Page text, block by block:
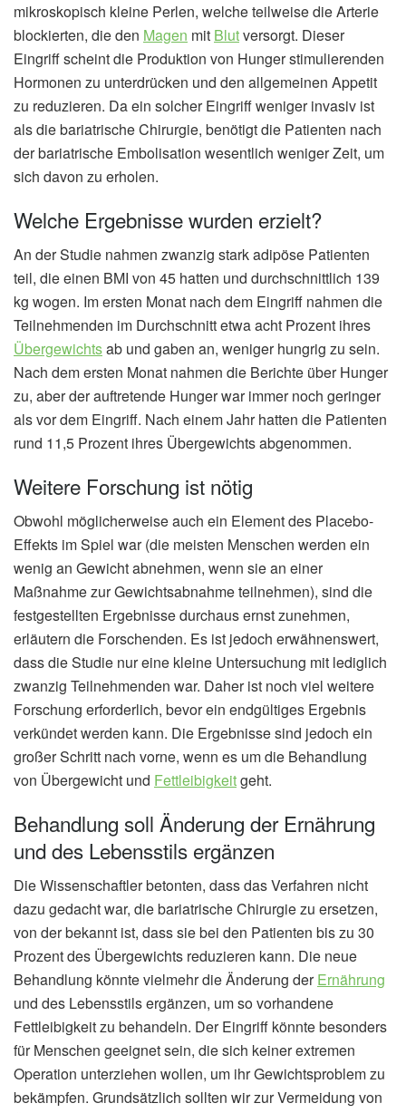
mikroskopisch kleine Perlen, welche teilweise die Arterie
blockierten, die den Magen mit Blutversorgt. Dieser
Eingriff scheint die Produktion von Hunger stimulierenden
Hormonen zu unterdrücken und den allgemeinen Appetit
zu reduzieren. Da ein solcher Eingriff weniger invasiv ist
als die bariatrische Chirurgie, benötigt die Patienten nach
der bariatrische Embolisation wesentlich weniger Zeit, um
sich davon zu erholen.
Welche Ergebnisse wurden erzielt?
An der Studie nahmen zwanzig stark adipöse Patienten
teil, die einen BMI von 45 hatten und durchschnittlich 139
kg wogen. Im ersten Monat nach dem Eingriff nahmen die
Teilnehmenden im Durchschnitt etwa acht Prozent ihres
Übergewichtsab und gaben an, weniger hungrig zu sein.
Nach dem ersten Monat nahmen die Berichte über Hunger
zu, aber der auftretende Hunger war immer noch geringer
als vor dem Eingriff. Nach einem Jahr hatten die Patienten
rund 11,5 Prozent ihres Übergewichts abgenommen.
Weitere Forschung ist nötig
Obwohl möglicherweise auch ein Element des Placebo-
Effekts im Spiel war (die meisten Menschen werden ein
wenig an Gewicht abnehmen, wenn sie an einer
Maßnahme zur Gewichtsabnahme teilnehmen), sind die
festgestellten Ergebnisse durchaus ernst zunehmen,
erläutern die Forschenden. Es ist jedoch erwähnenswert,
dass die Studie nur eine kleine Untersuchung mit lediglich
zwanzig Teilnehmenden war. Daher ist noch viel weitere
Forschung erforderlich, bevor ein endgültiges Ergebnis
verkündet werden kann. Die Ergebnisse sind jedoch ein
großer Schritt nach vorne, wenn es um die Behandlung
von Übergewicht und Fettleibigkeitgeht.
Behandlung soll Änderung der Ernährung
und des Lebensstils ergänzen
Die Wissenschaftler betonten, dass das Verfahren nicht
dazu gedacht war, die bariatrische Chirurgie zu ersetzen,
von der bekannt ist, dass sie bei den Patienten bis zu 30
Prozent des Übergewichts reduzieren kann. Die neue
Behandlung könnte vielmehr die Änderung derErnährung
und des Lebensstils ergänzen, um so vorhandene
Fettleibigkeit zu behandeln. Der Eingriff könnte besonders
für Menschen geeignet sein, die sich keiner extremen
Operation unterziehen wollen, um ihr Gewichtsproblem zu
bekämpfen. Grundsätzlich sollten wir zur Vermeidung von